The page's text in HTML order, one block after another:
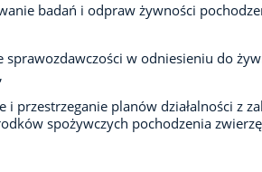
badań i odpraw żywności
sprawozdawczości w odniesieniu do
i przestrzeganie planów działalności z
spożywczych pochodzenia